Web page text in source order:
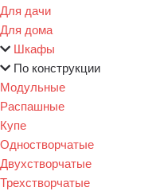
Для дачи
Для дома
Шкафы
По конструкции
Модульные
Распашные
Купе
Одностворчатые
Двухстворчатые
Трехстворчатые